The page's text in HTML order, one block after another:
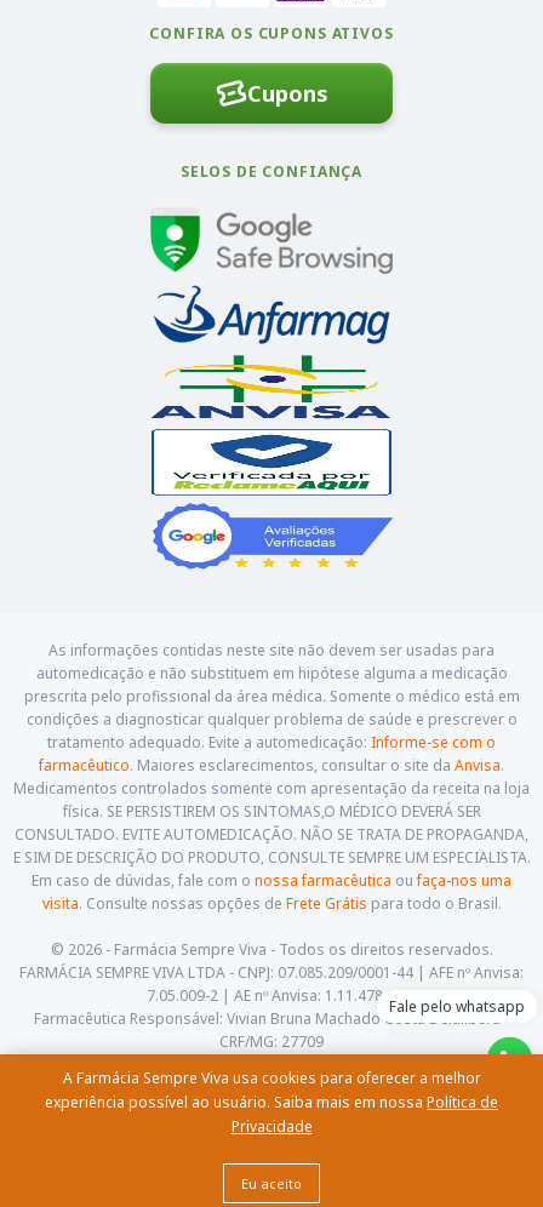
Fale pelo whatsapp
As informações contidas neste site não devem ser usadas para
automedicação e não substituem em hipótese alguma a medicação
prescrita pelo profissional da área médica. Somente o médico está em
condições a diagnosticar qualquer problema de saúde e prescrever o
tratamento adequado. Evite a automedicação: Informe-se com o
farmacêutico. Maiores esclarecimentos, consultar o site da Anvisa.
Medicamentos controlados somente com apresentação da receita na loja
física. SE PERSISTIREM OS SINTOMAS,O MÉDICO DEVERÁ SER
CONSULTADO. EVITE AUTOMEDICAÇÃO. NÃO SE TRATA DE PROPAGANDA,
E SIM DE DESCRIÇÃO DO PRODUTO, CONSULTE SEMPRE UM ESPECIALISTA.
Em caso de dúvidas, fale com o nossa farmacêutica oufaça-nos uma
visita. Consulte nossas opções de Frete Grátis para todo o Brasil.
© 2026 - Farmácia Sempre Viva - Todos os direitos reservados.
FARMÁCIA SEMPRE VIVA LTDA - CNPJ: 07.085.209/0001-44 | AFE nº Anvisa:
7.05.009-2 | AE nº Anvisa: 1.11.478-5
Farmacêutica Responsável: Vivian Bruna Machado Costa Delalibera -
CRF/MG: 27709
(35) 3622-5658 | contato@farmaciasempreviva.com.br
CONFIRA OS CUPONS ATIVOS
Cupons
SELOS DE CONFIANÇA
Eu aceito
A Farmácia Sempre Viva usa cookies para oferecer a melhor
experiência possível ao usuário. Saiba mais em nossa Política de
Privacidade